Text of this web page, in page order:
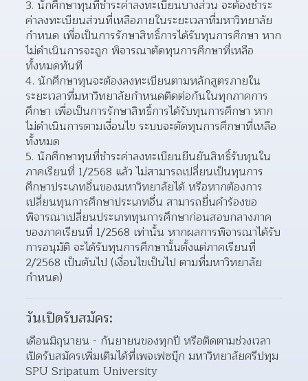
3. นักศึกษาทุนที่ชำระค่าลงทะเบียนบางส่วน จะต้องชำระ
ค่าลงทะเบียนส่วนที่เหลือภายในระยะเวลาที่มหาวิทยาลัย
กำหนด เพื่อเป็นการรักษาสิทธิ์การได้รับทุนการศึกษา หาก
ไม่ดำเนินการจะถูก พิจารณาตัดทุนการศึกษาที่เหลือ
ทั้งหมดทันที
4. นักศึกษาทุนจะต้องลงทะเบียนตามหลักสูตรภายใน
ระยะเวลาที่มหาวิทยาลัยกำหนดติดต่อกันในทุกภาคการ
ศึกษา เพื่อเป็นการรักษาสิทธิ์การได้รับทุนการศึกษา หาก
ไม่ดำเนินการตามเงื่อนไข ระบบจะตัดทุนการศึกษาที่เหลือ
ทั้งหมด
5. นักศึกษาทุนที่ชำระค่าลงทะเบียนยืนยันสิทธิ์รับทุนใน
ภาคเรียนที่ 1/2568 แล้ว ไม่สามารถเปลี่ยนเป็นทุนการ
ศึกษาประเภทอื่นของมหาวิทยาลัยได้ หรือหากต้องการ
เปลี่ยนทุนการศึกษาประเภทอื่น สามารถยื่นคำร้องขอ
พิจารณาเปลี่ยนประเภททุนการศึกษาก่อนสอบกลางภาค
ของภาคเรียนที่ 1/2568 เท่านั้น หากผลการพิจารณาได้รับ
การอนุมัติ จะได้รับทุนการศึกษานั้นตั้งแต่ภาคเรียนที่
2/2568 เป็นต้นไป (เงื่อนไขเป็นไป ตามที่มหาวิทยาลัย
กำหนด)
วันเปิดรับสมัคร:
เดือนมิถุนายน - กันยายนของทุกปี หรือติดตามช่วงเวลา
เปิดรับสมัครเพิ่มเติมได้ที่เพจเฟซบุ๊ก มหาวิทยาลัยศรีปทุม
SPU Sripatum University